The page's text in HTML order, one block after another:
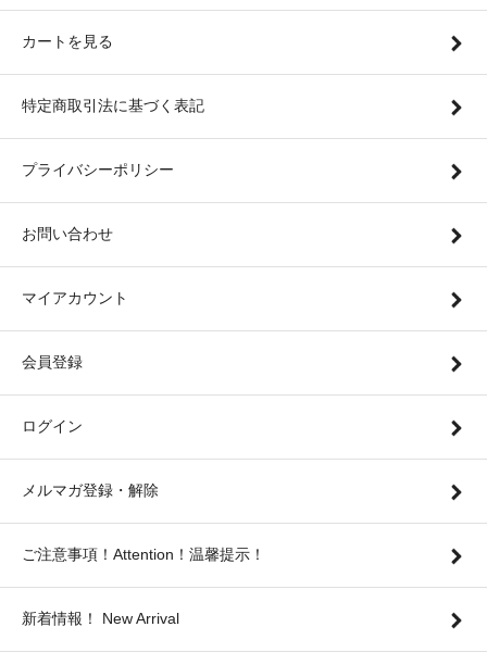
カートを見る
特定商取引法に基づく表記
プライバシーポリシー
お問い合わせ
マイアカウント
会員登録
ログイン
メルマガ登録・解除
ご注意事項！Attention！温馨提示！
新着情報！ New Arrival